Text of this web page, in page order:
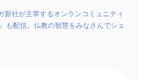
新社が主宰するオンランコミュニティ
も配信。仏教の智慧をみなさんでシェ